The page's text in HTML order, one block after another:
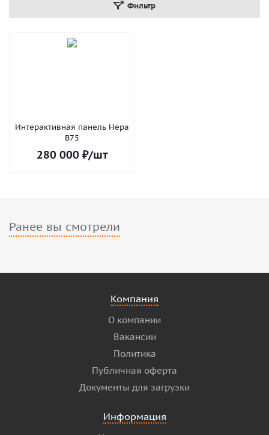
Фильтр
Интерактивная панель Нера
В75
280 000 ₽/шт
Ранее вы смотрели
Компания
О компании
Вакансии
Политика
Публичная оферта
Документы для загрузки
Информация